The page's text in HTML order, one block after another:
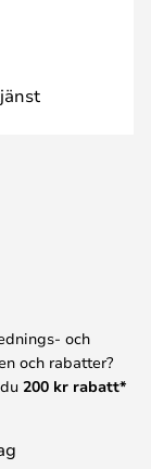
och
och rabatter?
200 kr rabatt*